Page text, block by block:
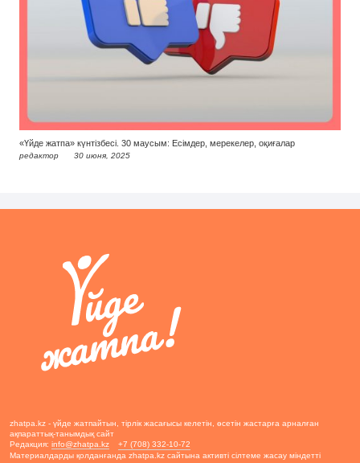
«Үйде жатпа» күнтізбесі. 30 маусым: Есімдер, мерекелер, оқиғалар
редактор 30 июня, 2025
zhatpa.kz - үйде жатпайтын, тірлік жасағысы келетін, өсетін жастарға арналған
ақпараттық-танымдық сайт
Редакция: info@zhatpa.kz
+7 (708) 332-10-72
Материалдарды қолданғанда zhatpa.kz сайтына активті сілтеме жасау міндетті